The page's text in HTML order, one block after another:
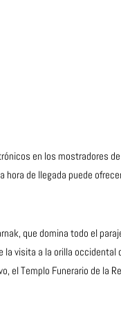
en los mostradores
de llegada puede
que domina todo el
visita a la orilla
Templo Funerario de la